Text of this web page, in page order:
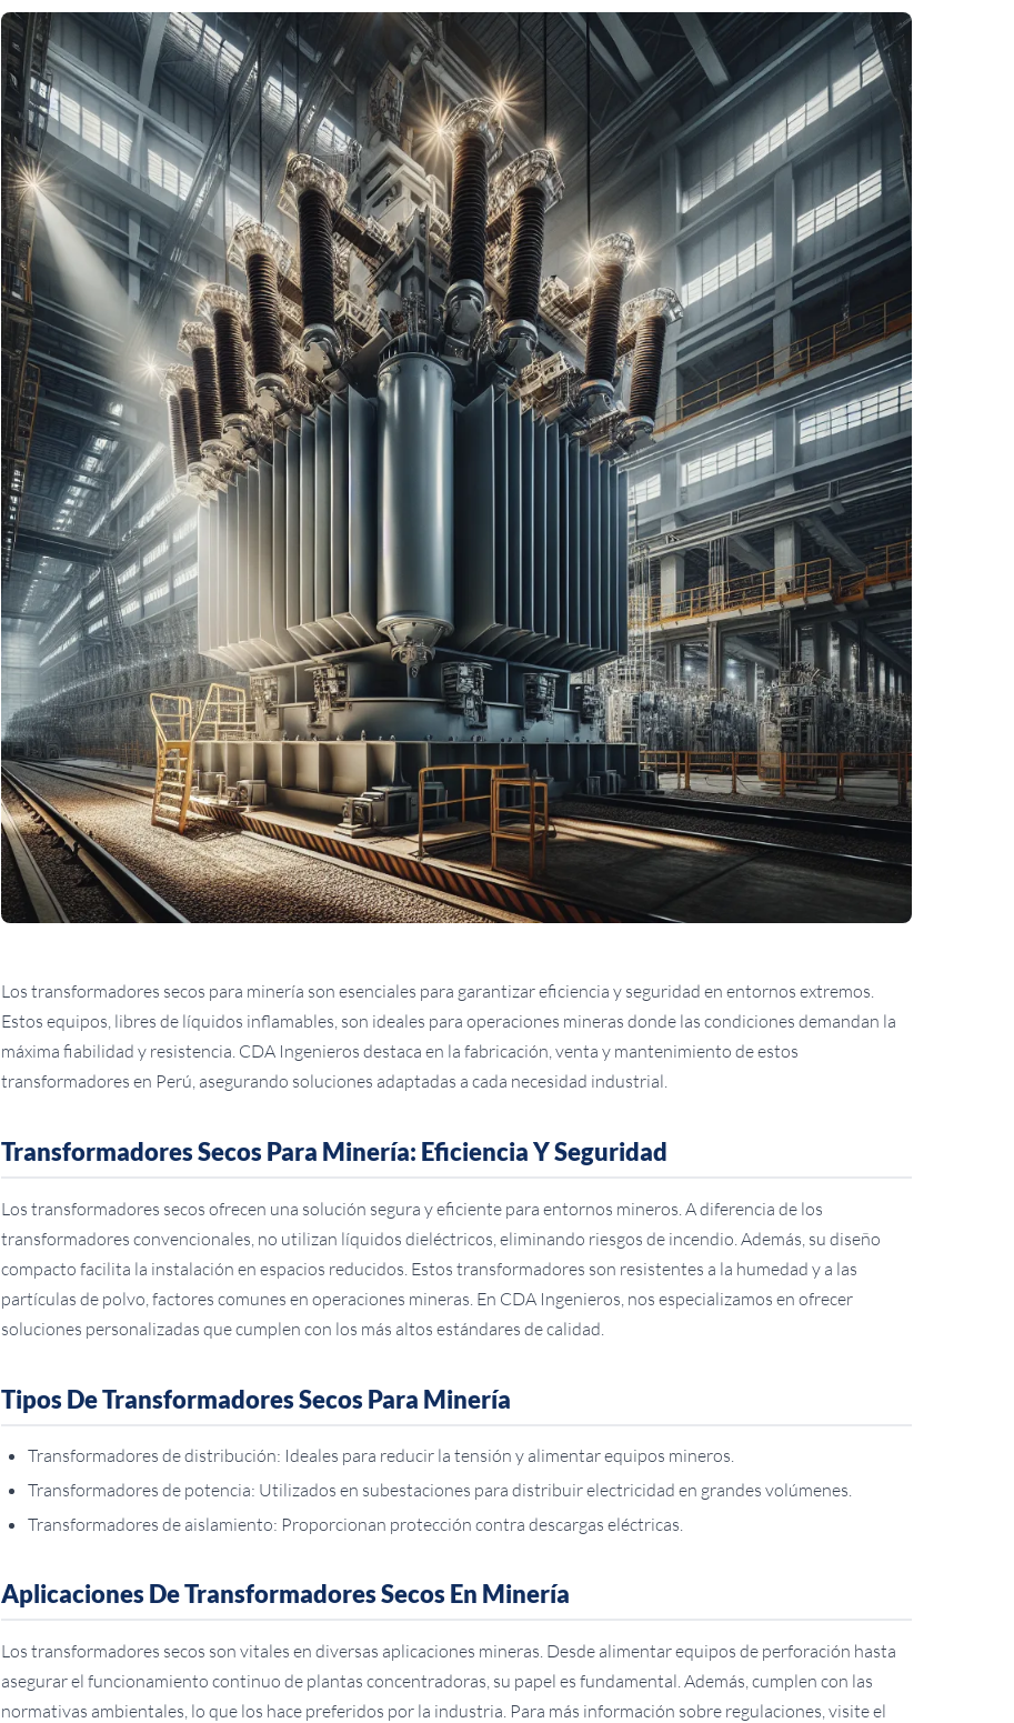
Los transformadores secos para minería son esenciales para garantizar eficiencia y seguridad en entornos extremos.
Estos equipos, libres de líquidos inflamables, son ideales para operaciones mineras donde las condiciones demandan la
máxima fiabilidad y resistencia. CDA Ingenieros destaca en la fabricación, venta y mantenimiento de estos
transformadores en Perú, asegurando soluciones adaptadas a cada necesidad industrial.
Transformadores Secos Para Minería: Eficiencia Y Seguridad
Los transformadores secos ofrecen una solución segura y eficiente para entornos mineros. A diferencia de los
transformadores convencionales, no utilizan líquidos dieléctricos, eliminando riesgos de incendio. Además, su diseño
compacto facilita la instalación en espacios reducidos. Estos transformadores son resistentes a la humedad y a las
partículas de polvo, factores comunes en operaciones mineras. En CDA Ingenieros, nos especializamos en ofrecer
soluciones personalizadas que cumplen con los más altos estándares de calidad.
Tipos De Transformadores Secos Para Minería
Transformadores de distribución: Ideales para reducir la tensión y alimentar equipos mineros.
Transformadores de potencia: Utilizados en subestaciones para distribuir electricidad en grandes volúmenes.
Transformadores de aislamiento: Proporcionan protección contra descargas eléctricas.
Aplicaciones De Transformadores Secos En Minería
Los transformadores secos son vitales en diversas aplicaciones mineras. Desde alimentar equipos de perforación hasta
asegurar el funcionamiento continuo de plantas concentradoras, su papel es fundamental. Además, cumplen con las
normativas ambientales, lo que los hace preferidos por la industria. Para más información sobre regulaciones, visite el